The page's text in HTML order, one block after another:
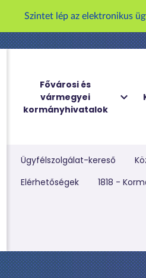
Szintet lép az elektronikus
Fővárosi és
vármegyei
kormányhivatalok
Kereső melletti
Ügyfélszolgálat-kereső
Elérhetőségek
1818 -